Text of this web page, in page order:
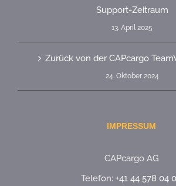
Support-Zeitraum
13. April 2025
Zurück von der CAPcargo
24. Oktober 2024
IMPRESSUM
CAPcargo AG
Telefon: +41 44 578 04